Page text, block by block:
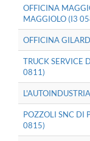
OFFICINA
MAGGIOLO (I3
OFFICINA
TRUCK SERVICE
0811)
POZZOLI SNC DI
0815)